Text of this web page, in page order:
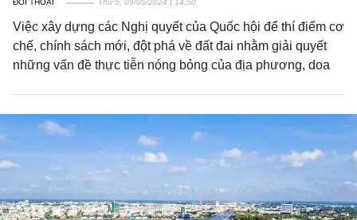
ĐỐI THOẠI Thứ 5, 09/05/2024 | 14:50
Việc xây dựng các Nghị quyết của Quốc hội để thí điểm cơ
chế, chính sách mới, đột phá về đất đai nhằm giải quyết
những vấn đề thực tiễn nóng bỏng của địa phương, doa